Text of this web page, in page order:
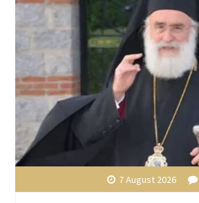
7 August 2026